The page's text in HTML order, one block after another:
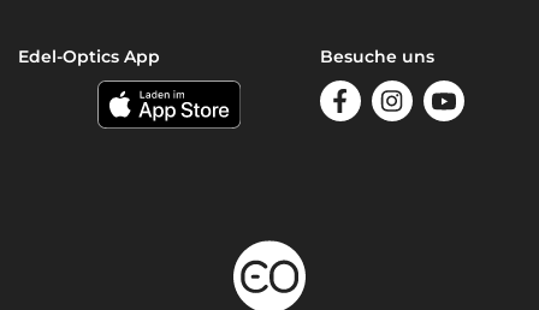
Edel-Optics App Besuche uns